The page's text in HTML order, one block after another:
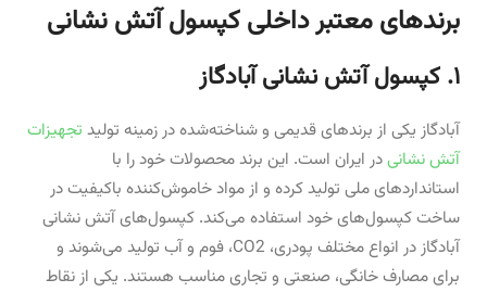
برندهای معتبر داخلی کپسول آتش نشانی
۱. کپسول آتش نشانی آبادگاز
آبادگاز یکی از برندهای قدیمی و شناخته‌شده در زمینه تولید تجهیزات
آتش نشانیدر ایران است. این برند محصولات خود را با
استانداردهای ملی تولید کرده و از مواد خاموش‌کننده باکیفیت در
ساخت کپسول‌های خود استفاده می‌کند. کپسول‌های آتش نشانی
آبادگاز در انواع مختلف پودری، CO2، فوم و آب تولید می‌شوند و
برای مصارف خانگی، صنعتی و تجاری مناسب هستند. یکی از نقاط